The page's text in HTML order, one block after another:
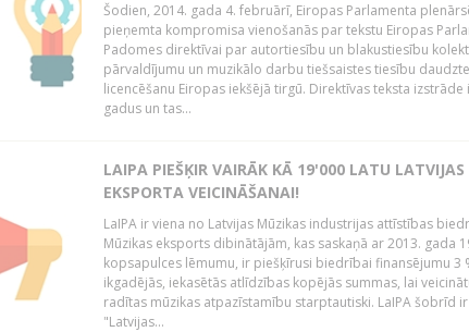
Šodien, 2014. gada 4. februārī, Eiropas Parlamenta
pieņemta kompromisa vienošanās par tekstu Eiropas
Padomes direktīvai par autortiesību un blakustiesību
pārvaldījumu un muzikālo darbu tiešsaistes tiesību
licencēšanu Eiropas iekšējā tirgū. Direktīvas teksta izstrāde
gadus un tas...
LAIPA PIEŠĶIR VAIRĀK KĀ 19'000 LATU
EKSPORTA VEICINĀŠANAI!
LaIPA ir viena no Latvijas Mūzikas industrijas attīstības
Mūzikas eksports dibinātājām, kas saskaņā ar 2013. gada
kopsapulces lēmumu, ir piešķīrusi biedrībai finansējumu 3
ikgadējās, iekasētās atlīdzības kopējās summas, lai
radītas mūzikas atpazīstamību starptautiski. LaIPA šobrīd
"Latvijas...